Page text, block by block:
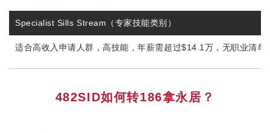
Specialist Sills Stream（专家技能类别）
适合高收入申请人群，高技能，年薪需超过$14.1万，无职业清单
482SID如何转186拿永居？